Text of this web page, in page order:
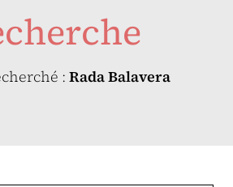
: Rada Balavera